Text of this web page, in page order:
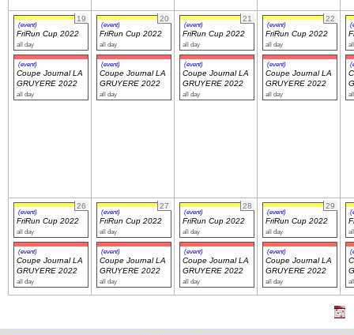
19
(event)
FriRun Cup 2022
all day
(event)
Coupe Journal LA
GRUYERE 2022
all day
20
(event)
FriRun Cup 2022
all day
(event)
Coupe Journal LA
GRUYERE 2022
all day
21
(event)
FriRun Cup 2022
all day
(event)
Coupe Journal LA
GRUYERE 2022
all day
22
(event)
FriRun Cup 2022
all day
(event)
Coupe Journal LA
GRUYERE 2022
all day
26
(event)
FriRun Cup 2022
all day
(event)
Coupe Journal LA
GRUYERE 2022
all day
27
(event)
FriRun Cup 2022
all day
(event)
Coupe Journal LA
GRUYERE 2022
all day
28
(event)
FriRun Cup 2022
all day
(event)
Coupe Journal LA
GRUYERE 2022
all day
29
(event)
FriRun Cup 2022
all day
(event)
Coupe Journal LA
GRUYERE 2022
all day